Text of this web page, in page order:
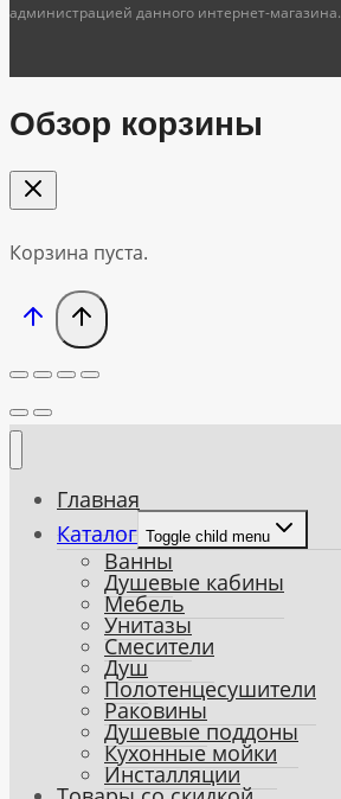
администрацией данного интернет-магазина.
Обзор корзины
Корзина пуста.
Главная
Каталог Toggle child menu
Ванны
Душевые кабины
Мебель
Унитазы
Смесители
Душ
Полотенцесушители
Раковины
Душевые поддоны
Кухонные мойки
Инсталляции